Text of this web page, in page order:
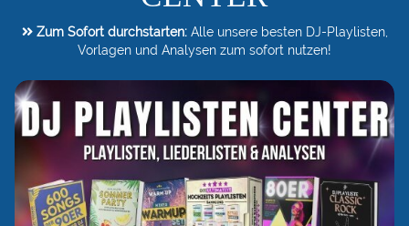
Zum Sofort durchstarten:Alle unsere besten DJ-Playlisten,
Vorlagen und Analysen zum sofort nutzen!